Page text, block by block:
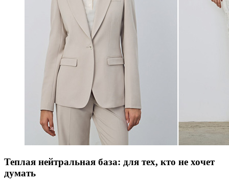
Теплая нейтральная база: для тех, кто не хочет
думать